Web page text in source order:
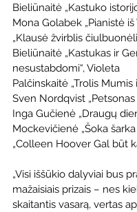
Bieliūnaitė „Kastuko
Mona Golabek „Pianistė iš
„Klausė žvirblis
Bieliūnaitė „Kastukas ir
nesustabdomi“, Violeta
Palčinskaitė „Trolis Mumis
Sven Nordqvist „Petsonas
Inga Gučienė „Draugų
Mockevičienė „Šoka
„Colleen Hoover Gal būt
„Visi iššūkio dalyviai bus
mažaisiais prizais – nes
skaitantis vasarą, vertas